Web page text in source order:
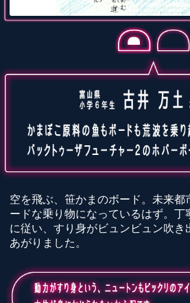
空を飛ぶ、笹かまのボード。未来都
ードな乗り物になっているはず。丁
に従い、すり身がビュンビュン吹き
あがりました。